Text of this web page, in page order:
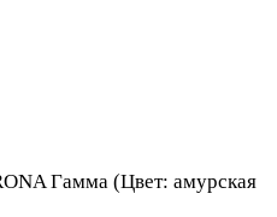
Гамма (Цвет: амурская